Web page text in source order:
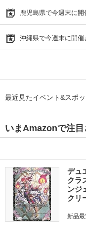
鹿児島県で今週末に
沖縄県で今週末に開
最近見たイベント&スポ
いまAmazonで注
デュ
クラ
ンジ
クリ
新品最